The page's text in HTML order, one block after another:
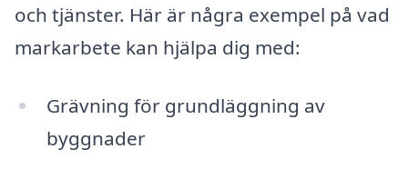
och tjänster. Här är några exempel på vad
markarbete kan hjälpa dig med:
Grävning för grundläggning av
byggnader